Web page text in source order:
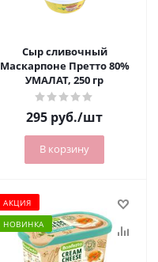
Сыр сливочный
Маскарпоне Претто 80%
УМАЛАТ, 250 гр
295 руб./шт
В корзину
АКЦИЯ
НОВИНКА